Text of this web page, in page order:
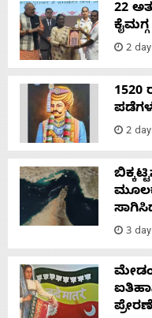
22
2
2
ಮೂಲಕ
3
ಪ್ರೇರಣೆ